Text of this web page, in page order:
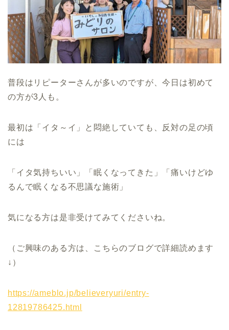
普段はリピーターさんが多いのですが、今日は初めて
の方が3人も。
最初は「イタ～イ」と悶絶していても、反対の足の頃
には
「イタ気持ちいい」「眠くなってきた」「痛いけどゆ
るんで眠くなる不思議な施術」
気になる方は是非受けてみてくださいね。
（ご興味のある方は、こちらのブログで詳細読めます
↓）
https://ameblo.jp/believeryuri/entry-
12819786425.html